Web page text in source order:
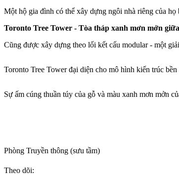
Một hộ gia đình có thể xây dựng ngôi nhà riêng của họ
Toronto Tree Tower - Tòa tháp xanh mơn mởn
Cũng được xây dựng theo lối kết cấu modular - một
Toronto Tree Tower đại diện cho mô hình kiến trúc
Sự ấm cúng thuần túy của gỗ và màu xanh mơn mởn
Phòng Truyền thông (sưu tầm)
Theo dõi: